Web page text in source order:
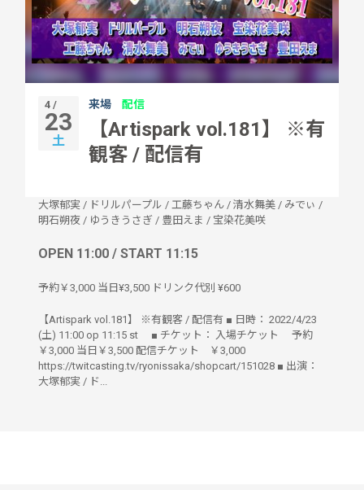
4 /
23
土
来場 配信
【Artispark vol.181】 ※有
観客 / 配信有
大塚郁実 / ドリルパープル / 工藤ちゃん / 清水舞美 / みでぃ /
明石朔夜 / ゆうきうさぎ / 豊田えま / 宝染花美咲
OPEN 11:00 / START 11:15
予約￥3,000 当日¥3,500 ドリンク代別 ¥600
【Artispark vol.181】 ※有観客 / 配信有 ■ 日時： 2022/4/23
(土) 11:00 op 11:15 st ■ チケット： 入場チケット 予約
￥3,000 当日￥3,500 配信チケット ￥3,000
https://twitcasting.tv/ryonissaka/shopcart/151028 ■ 出演：
大塚郁実 / ド...